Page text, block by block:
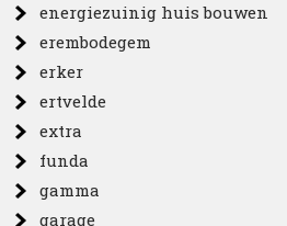
energiezuinig huis bouwen
erembodegem
erker
ertvelde
extra
funda
gamma
garage